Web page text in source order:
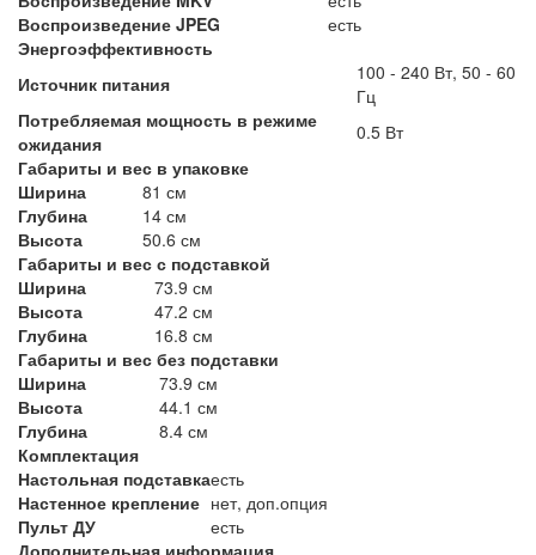
Воспроизведение JPEG
есть
Энергоэффективность
Источник питания
100 - 240 Вт, 50 - 60
Гц
Потребляемая мощность в режиме
ожидания
0.5 Вт
Габариты и вес в упаковке
Ширина
81 см
Глубина
14 см
Высота
50.6 см
Габариты и вес с подставкой
Ширина
73.9 см
Высота
47.2 см
Глубина
16.8 см
Габариты и вес без подставки
Ширина
73.9 см
Высота
44.1 см
Глубина
8.4 см
Комплектация
Настольная подставкаесть
Настенное крепление нет, доп.опция
Пульт ДУ
есть
Дополнительная информация